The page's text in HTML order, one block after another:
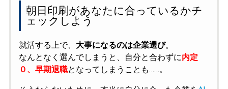
朝日印刷があなたに合っているかチ
ェックしよう
就活する上で、 大事になるのは企業選び。
なんとなく選んでしまうと、自分と合わずに内定
０、早期退職となってしまうことも……。